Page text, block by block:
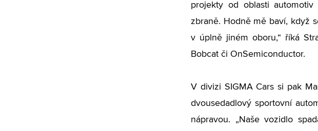
projekty od oblasti
zbraně. Hodně mě baví, když
v úplně jiném oboru,“ říká
Bobcat či OnSemiconductor.
V divizi SIGMA Cars si pak
dvousedadlový sportovní
nápravou. „Naše vozidlo